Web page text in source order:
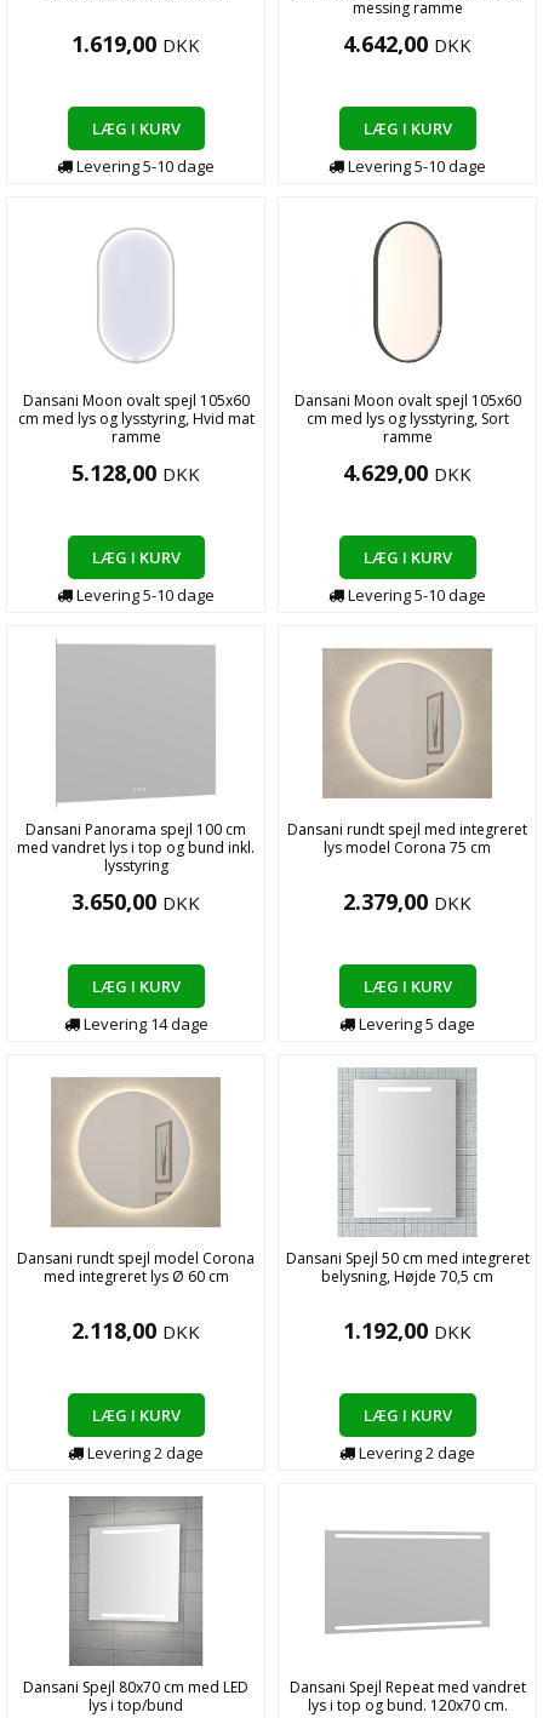
1.619,00 DKK
LÆG I KURV
Levering5-10dage
messing ramme
4.642,00 DKK
LÆG I KURV
Levering5-10dage
Dansani Moon ovalt spejl 105x60
cm med lys og lysstyring, Hvid mat
ramme
5.128,00 DKK
LÆG I KURV
Levering5-10dage
Dansani Moon ovalt spejl 105x60
cm med lys og lysstyring, Sort
ramme
4.629,00 DKK
LÆG I KURV
Levering5-10dage
Dansani Panorama spejl 100 cm
med vandret lys i top og bund inkl.
lysstyring
3.650,00 DKK
LÆG I KURV
Levering 14dage
Dansani rundt spejl med integreret
lys model Corona 75 cm
2.379,00 DKK
LÆG I KURV
Levering5 dage
Dansani rundt spejl model Corona
med integreret lys Ø 60 cm
2.118,00 DKK
LÆG I KURV
Levering2dage
Dansani Spejl 50 cm med integreret
belysning, Højde 70,5 cm
1.192,00 DKK
LÆG I KURV
Levering2dage
Dansani Spejl 80x70 cm med LED
lys i top/bund
Dansani Spejl Repeat med vandret
lys i top og bund. 120x70 cm.